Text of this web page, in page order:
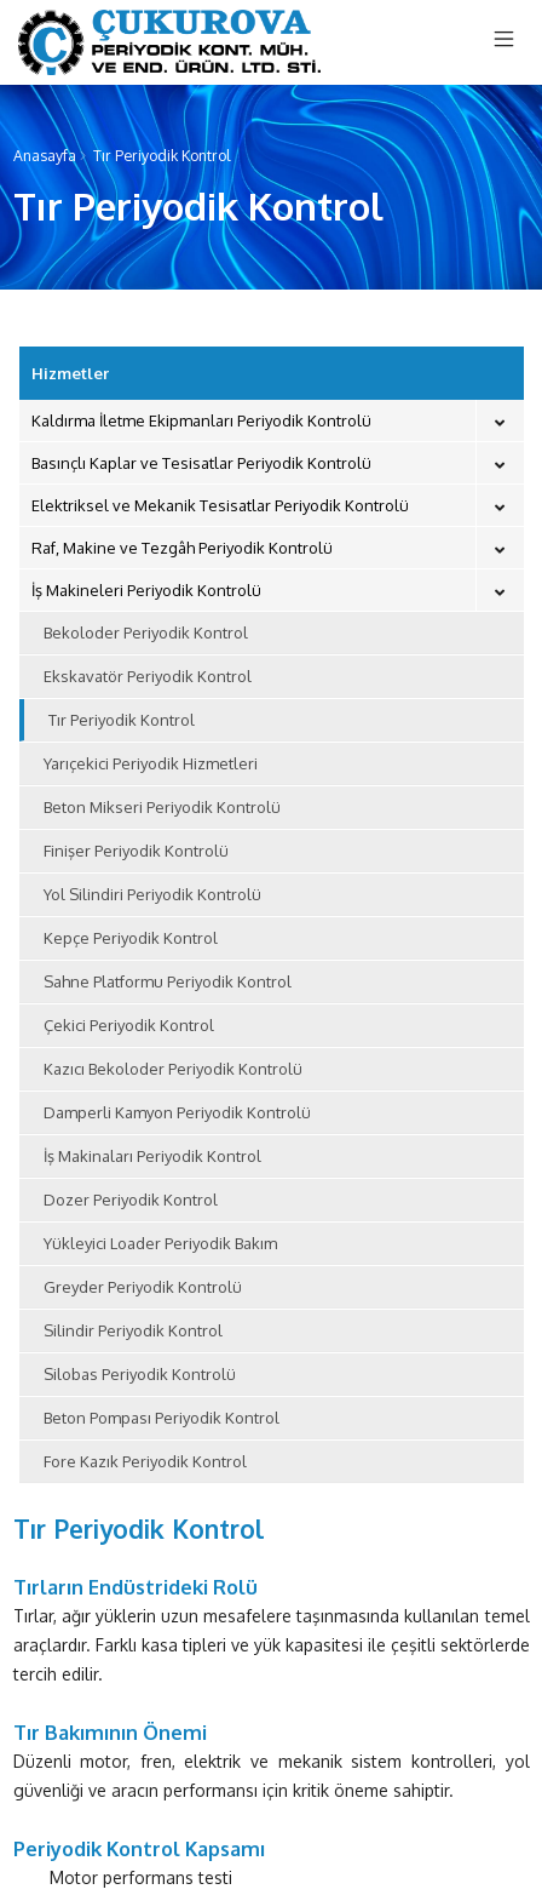
Anasayfa Tır Periyodik Kontrol
Tır Periyodik Kontrol
Hizmetler
Kaldırma İletme Ekipmanları Periyodik Kontrolü
Basınçlı Kaplar ve Tesisatlar Periyodik Kontrolü
Elektriksel ve Mekanik Tesisatlar Periyodik Kontrolü
Raf, Makine ve Tezgâh Periyodik Kontrolü
İş Makineleri Periyodik Kontrolü
Bekoloder Periyodik Kontrol
Ekskavatör Periyodik Kontrol
Tır Periyodik Kontrol
Yarıçekici Periyodik Hizmetleri
Beton Mikseri Periyodik Kontrolü
Finişer Periyodik Kontrolü
Yol Silindiri Periyodik Kontrolü
Kepçe Periyodik Kontrol
Sahne Platformu Periyodik Kontrol
Çekici Periyodik Kontrol
Kazıcı Bekoloder Periyodik Kontrolü
Damperli Kamyon Periyodik Kontrolü
İş Makinaları Periyodik Kontrol
Dozer Periyodik Kontrol
Yükleyici Loader Periyodik Bakım
Greyder Periyodik Kontrolü
Silindir Periyodik Kontrol
Silobas Periyodik Kontrolü
Beton Pompası Periyodik Kontrol
Fore Kazık Periyodik Kontrol
Tır Periyodik Kontrol
Tırların Endüstrideki Rolü
Tırlar, ağır yüklerin uzun mesafelere taşınmasında kullanılan temel
araçlardır. Farklı kasa tipleri ve yük kapasitesi ile çeşitli sektörlerde
tercih edilir.
Tır Bakımının Önemi
Düzenli motor, fren, elektrik ve mekanik sistem kontrolleri, yol
güvenliği ve aracın performansı için kritik öneme sahiptir.
Periyodik Kontrol Kapsamı
Motor performans testi